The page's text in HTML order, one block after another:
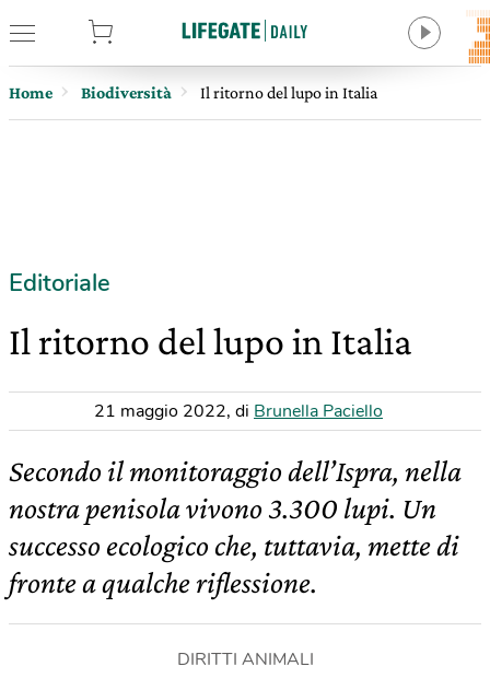
Home Biodiversità Il ritorno del lupo in Italia
Editoriale
Il ritorno del lupo in Italia
21 maggio 2022, di Brunella Paciello
Secondo il monitoraggio dell’Ispra, nella
nostra penisola vivono 3.300 lupi. Un
successo ecologico che, tuttavia, mette di
fronte a qualche riflessione.
DIRITTI ANIMALI